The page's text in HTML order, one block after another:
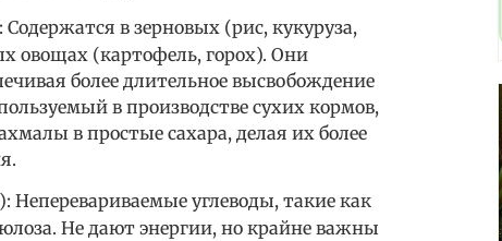
в зерновых (рис, кукуруза,
овощах (картофель, горох). Они
более длительное высвобождение
в производстве сухих кормов,
в простые сахара, делая их более
углеводы, такие как
Не дают энергии, но крайне важны